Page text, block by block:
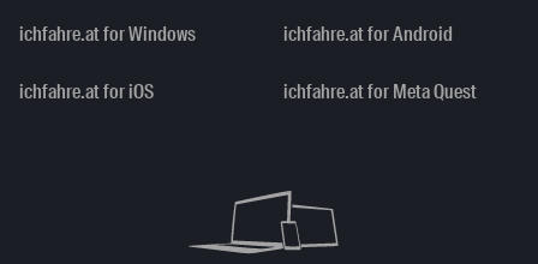
ichfahre.at for Windows ichfahre.at for Android
ichfahre.at for iOS ichfahre.at for Meta Quest